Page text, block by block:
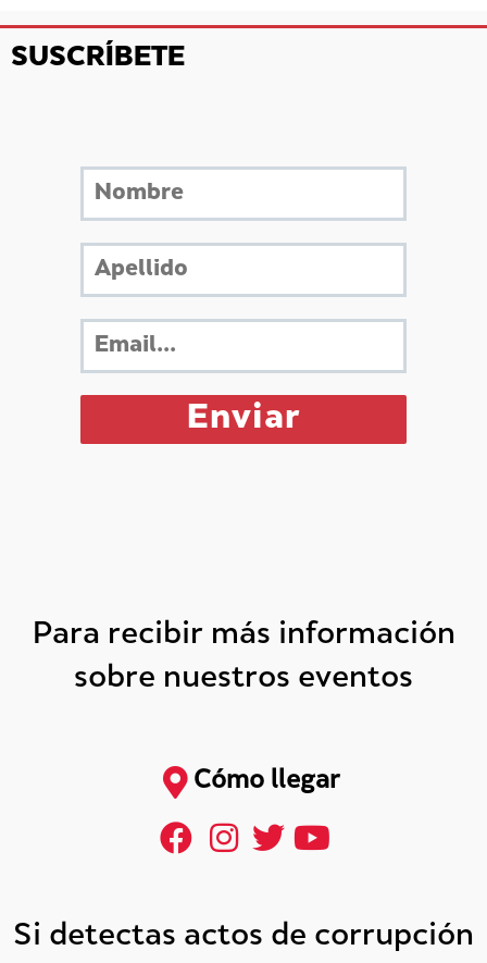
SUSCRÍBETE
Para recibir más información
sobre nuestros eventos
Cómo llegar
Si detectas actos de corrupción